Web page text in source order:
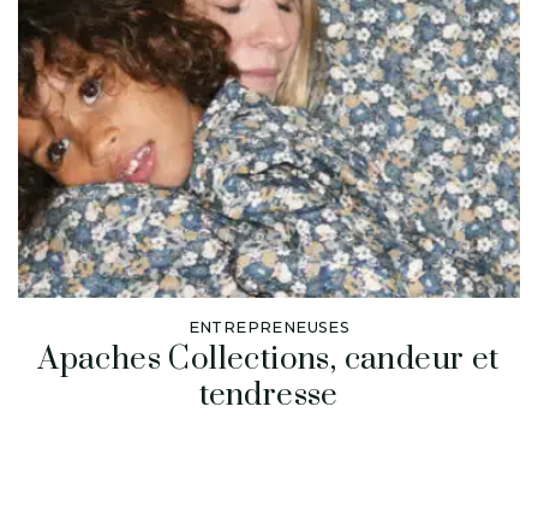
ENTREPRENEUSES
Apaches Collections, candeur et
tendresse